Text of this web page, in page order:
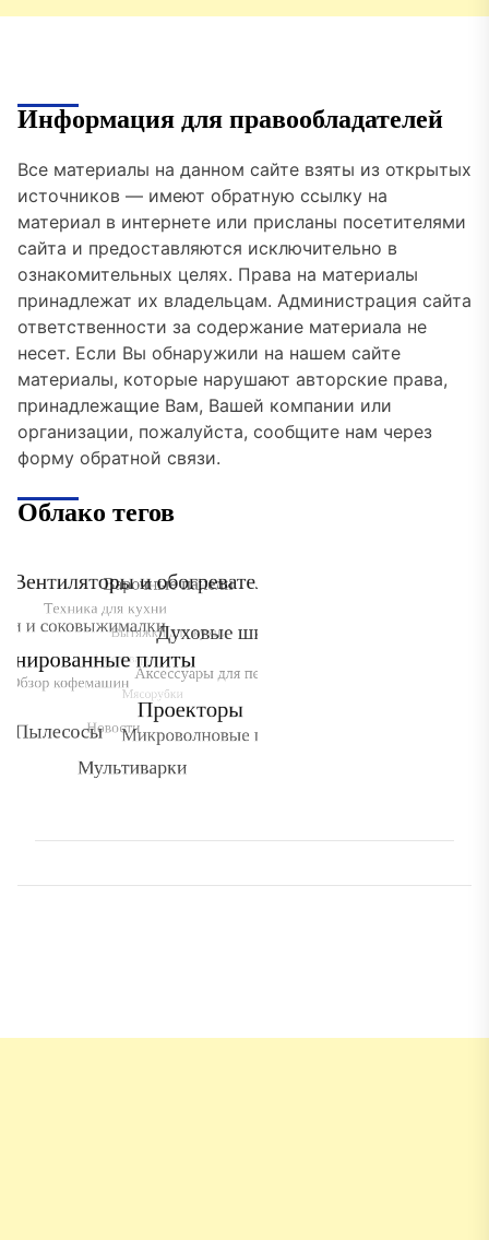
Информация для правообладателей
Все материалы на данном сайте взяты из открытых
источников — имеют обратную ссылку на
материал в интернете или присланы посетителями
сайта и предоставляются исключительно в
ознакомительных целях. Права на материалы
принадлежат их владельцам. Администрация сайта
ответственности за содержание материала не
несет. Если Вы обнаружили на нашем сайте
материалы, которые нарушают авторские права,
принадлежащие Вам, Вашей компании или
организации, пожалуйста, сообщите нам через
форму обратной связи.
Облако тегов